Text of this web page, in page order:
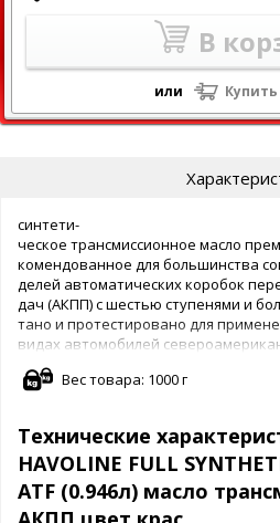
В
или
синтети-
ческое трансмиссионное масло
комендованное для большинства
делей автоматических коробок
дач (АКПП) с шестью ступенями и
тано и протестировано для
видах автомобилей
ских и японских
ство владельца автомобиля).
в АКПП и АКПП в блоке с
рых требуется масло категории
Вес товара: 1000 г
Технические
HAVOLINE FULL
ATF (0.946л) масло